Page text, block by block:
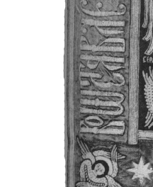
за веру в